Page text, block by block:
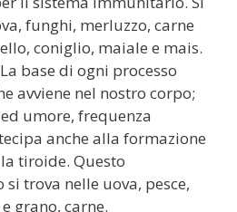
funghi, merluzzo, carne
coniglio, maiale e mais.
base di ogni processo
avviene nel nostro corpo;
umore, frequenza
anche alla formazione
tiroide. Questo
trova nelle uova, pesce,
grano, carne.